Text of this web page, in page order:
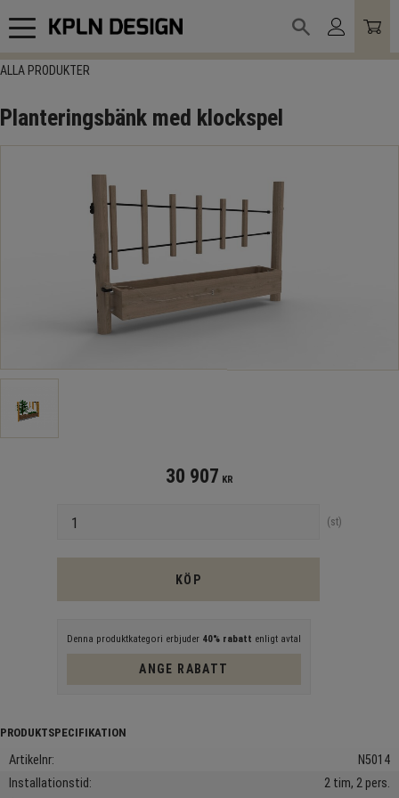
Meny
ALLA PRODUKTER
Planteringsbänk med klockspel
30 907 KR
st
KÖP
Denna produktkategori erbjuder 40% rabatt enligt avtal
ANGE RABATT
Artikelnr
N5014
Installationstid
2 tim, 2 pers.